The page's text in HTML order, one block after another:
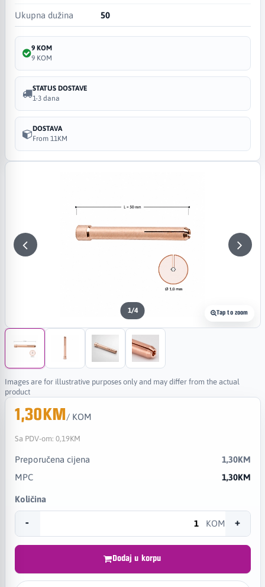
Tap to zoom
1/4
Images are for illustrative purposes only and may differ from the actual
product
Ukupna dužina 50
9 KOM
9 KOM
STATUS DOSTAVE
1-3 dana
DOSTAVA
From 11KM
1,30KM/ KOM
Sa PDV-om: 0,19KM
Preporučena cijena
1,30KM
MPC
1,30KM
Količina
- KOM +
Dodaj u korpu